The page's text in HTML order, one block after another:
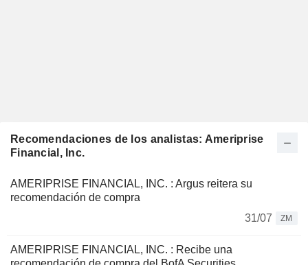
Recomendaciones de los analistas: Ameriprise
Financial, Inc.
AMERIPRISE FINANCIAL, INC. : Argus reitera su
recomendación de compra
31/07
ZM
AMERIPRISE FINANCIAL, INC. : Recibe una